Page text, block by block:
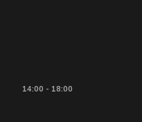
14:00 - 18:00